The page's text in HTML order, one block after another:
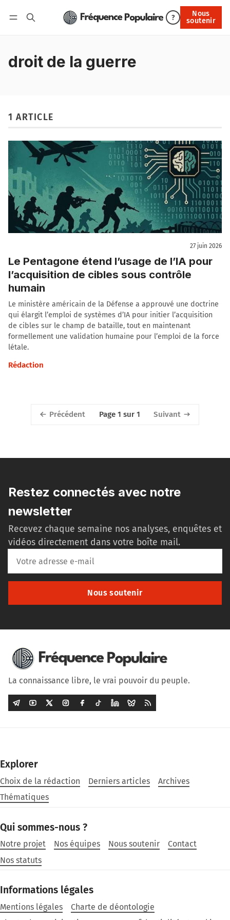
?
Nous
soutenir
Nous soutenir
droit de la guerre
1 ARTICLE
27 juin 2026
Le Pentagone étend l’usage de l’IA pour
l’acquisition de cibles sous contrôle
humain
Le ministère américain de la Défense a approuvé une doctrine
qui élargit l’emploi de systèmes d’IA pour initier l’acquisition
de cibles sur le champ de bataille, tout en maintenant
formellement une validation humaine pour l’emploi de la force
létale.
Rédaction
Précédent Page 1 sur 1 Suivant
Restez connectés avec notre
newsletter
Recevez chaque semaine nos analyses, enquêtes et
vidéos directement dans votre boîte mail.
Nous soutenir
La connaissance libre, le vrai pouvoir du peuple.
Explorer
Choix de la rédaction Derniers articles
Archives
Thématiques
Qui sommes-nous ?
Notre projet Nos équipes Nous soutenir
Contact
Nos statuts
Informations légales
Mentions légales
Charte de déontologie